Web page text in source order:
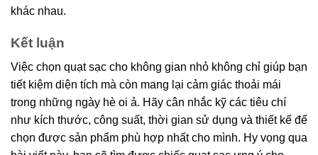
khác nhau.
Kết luận
Việc chọn quạt sạc cho không gian nhỏ không chỉ giúp bạn
tiết kiệm diện tích mà còn mang lại cảm giác thoải mái
trong những ngày hè oi ả. Hãy cân nhắc kỹ các tiêu chí
như kích thước, công suất, thời gian sử dụng và thiết kế để
chọn được sản phẩm phù hợp nhất cho mình. Hy vọng qua